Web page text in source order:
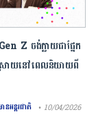
Z ចង់ក្លាយ​ជា​ផ្នែក​
ាយ​នៅ​ពេល​និយាយ​ពី
នអន្តរជាតិ • 10/04/2026